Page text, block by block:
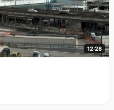
12:28